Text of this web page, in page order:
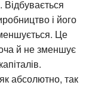
і його
Це
й не зменшує
абсолютно, так